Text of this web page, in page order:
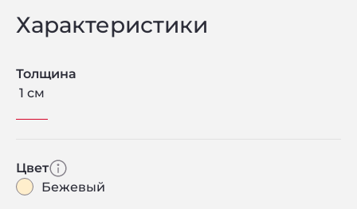
Характеристики
Толщина
1 см
Цвет
Бежевый